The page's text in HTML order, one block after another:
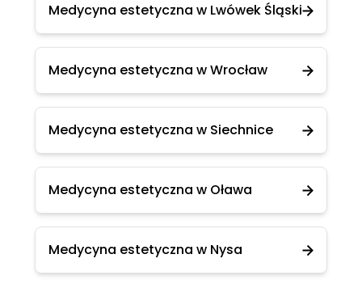
Medycyna estetyczna w Lwówek Śląski
Medycyna estetyczna w Wrocław
Medycyna estetyczna w Siechnice
Medycyna estetyczna w Oława
Medycyna estetyczna w Nysa